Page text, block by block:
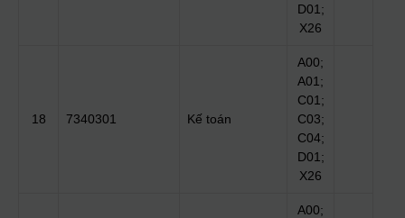
D01;
X26
18 7340301 Kế toán
A00;
A01;
C01;
C03;
C04;
D01;
X26
A00;